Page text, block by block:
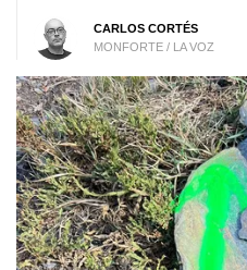
CARLOS CORTÉS
MONFORTE / LA VOZ